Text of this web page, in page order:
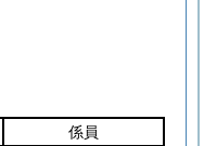
係員